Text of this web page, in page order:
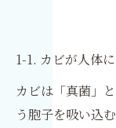
1-1. カビが人体
カビは「真菌」
う胞子を吸い込